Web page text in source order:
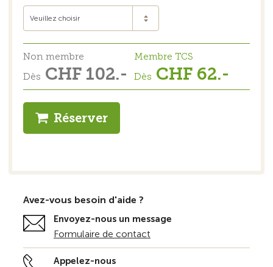
Veuillez choisir
Non membre
Dès CHF 102.-
Membre TCS
Dès CHF 62.-
Réserver
Avez-vous besoin d'aide ?
Envoyez-nous un message
Formulaire de contact
Appelez-nous